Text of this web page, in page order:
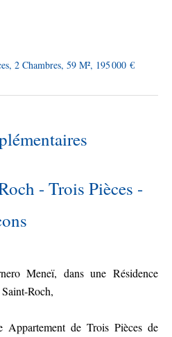
2 Chambres, 59 M², 195 000 €
- Trois Pièces -
Meneï, dans une Résidence
Roch,
Appartement de Trois Pièces de